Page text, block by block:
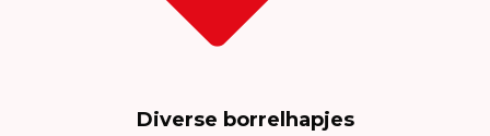
Diverse borrelhapjes